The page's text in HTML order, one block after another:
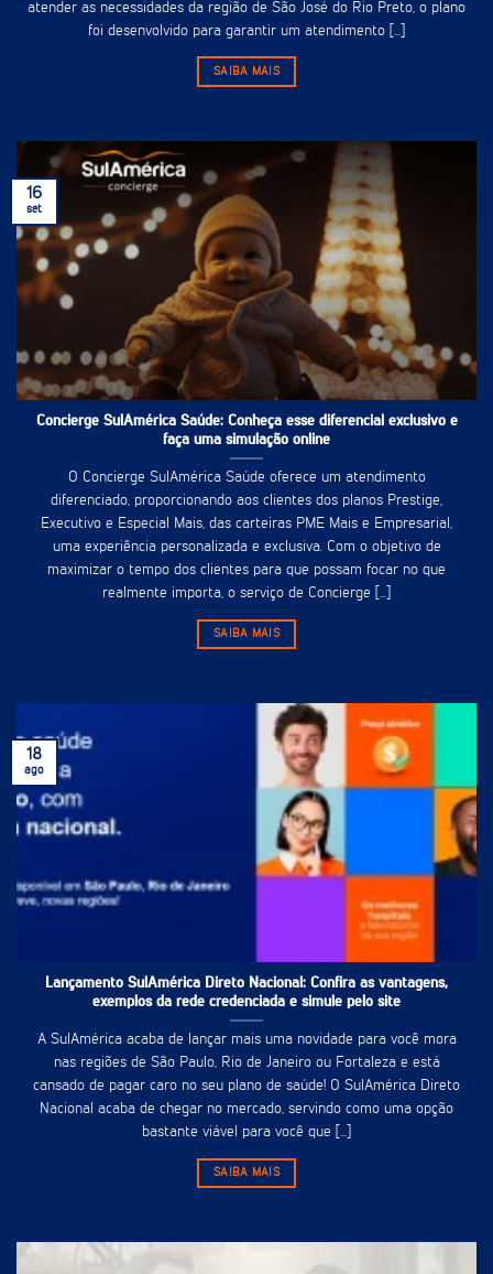
atender as necessidades da região de São José do Rio Preto, o plano
foi desenvolvido para garantir um atendimento [...]
SAIBA MAIS
Concierge SulAmérica Saúde: Conheça esse diferencial exclusivo e
faça uma simulação online
O Concierge SulAmérica Saúde oferece um atendimento
diferenciado, proporcionando aos clientes dos planos Prestige,
Executivo e Especial Mais, das carteiras PME Mais e Empresarial,
uma experiência personalizada e exclusiva. Com o objetivo de
maximizar o tempo dos clientes para que possam focar no que
realmente importa, o serviço de Concierge [...]
SAIBA MAIS
16
set
Lançamento SulAmérica Direto Nacional: Confira as vantagens,
exemplos da rede credenciada e simule pelo site
A SulAmérica acaba de lançar mais uma novidade para você mora
nas regiões de São Paulo, Rio de Janeiro ou Fortaleza e está
cansado de pagar caro no seu plano de saúde! O SulAmérica Direto
Nacional acaba de chegar no mercado, servindo como uma opção
bastante viável para você que [...]
SAIBA MAIS
18
ago